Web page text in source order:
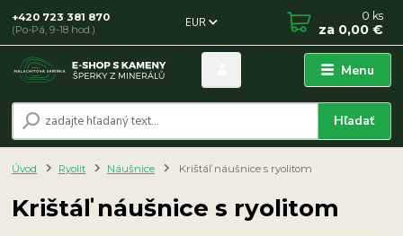
Menu
EUR
Hľadať
+420 723 381 870
(Po-Pá, 9-18 hod.)
0 ks
za 0,00 €
Úvod Ryolit Náušnice Krištáľ náušnice s ryolitom
Krištáľ náušnice s ryolitom